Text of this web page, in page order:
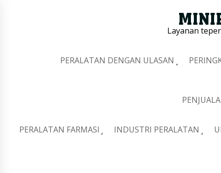
Layanan
PERALATAN DENGAN ULASAN
PERALATAN FARMASI INDUSTRI PERALATAN